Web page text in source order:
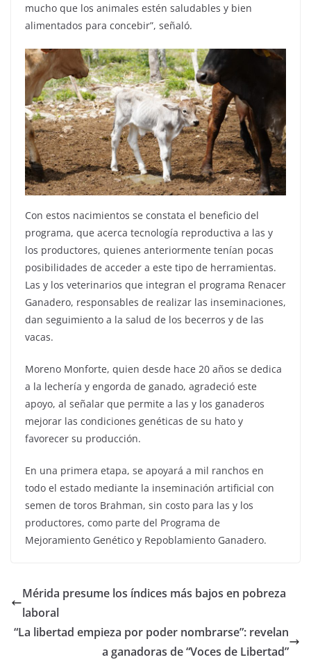
mucho que los animales estén saludables y bien
alimentados para concebir”, señaló.
Con estos nacimientos se constata el beneficio del
programa, que acerca tecnología reproductiva a las y
los productores, quienes anteriormente tenían pocas
posibilidades de acceder a este tipo de herramientas.
Las y los veterinarios que integran el programa Renacer
Ganadero, responsables de realizar las inseminaciones,
dan seguimiento a la salud de los becerros y de las
vacas.
Moreno Monforte, quien desde hace 20 años se dedica
a la lechería y engorda de ganado, agradeció este
apoyo, al señalar que permite a las y los ganaderos
mejorar las condiciones genéticas de su hato y
favorecer su producción.
En una primera etapa, se apoyará a mil ranchos en
todo el estado mediante la inseminación artificial con
semen de toros Brahman, sin costo para las y los
productores, como parte del Programa de
Mejoramiento Genético y Repoblamiento Ganadero.
Mérida presume los índices más bajos en pobreza
laboral
“La libertad empieza por poder nombrarse”: revelan
a ganadoras de “Voces de Libertad”